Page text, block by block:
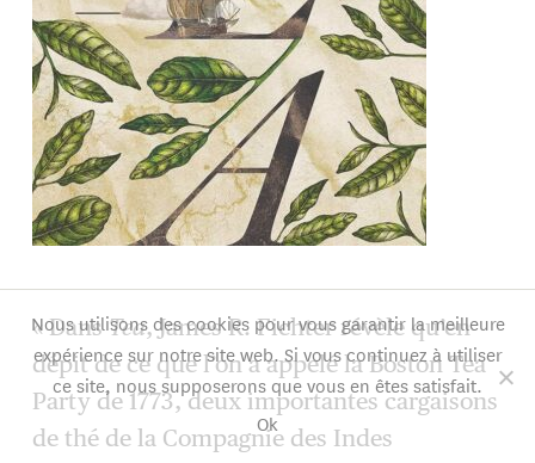
« DansTea, James R. Fichter révèle qu’en
dépit de ce que l’on a appelé la Boston Tea
Party de 1773, deux importantes cargaisons
de thé de la Compagnie des Indes
Nous utilisons des cookies pour vous garantir la meilleure
expérience sur notre site web. Si vous continuez à utiliser
ce site, nous supposerons que vous en êtes satisfait.
Ok